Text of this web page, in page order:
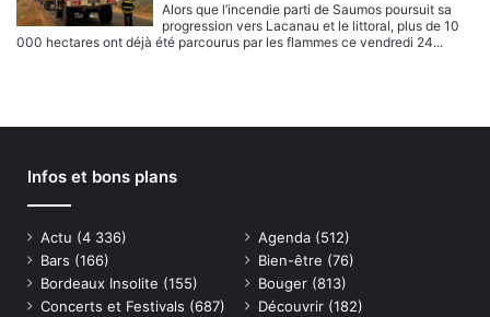
Alors que l’incendie parti de Saumos poursuit sa
progression vers Lacanau et le littoral, plus de 10
000 hectares ont déjà été parcourus par les flammes ce vendredi 24...
Infos et bons plans
Actu (4 336) Agenda (512)
Bars (166) Bien-être (76)
Bordeaux Insolite (155) Bouger (813)
Concerts et Festivals (687) Découvrir (182)